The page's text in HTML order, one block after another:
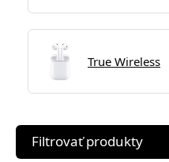
True Wireless
Filtrovať produkty